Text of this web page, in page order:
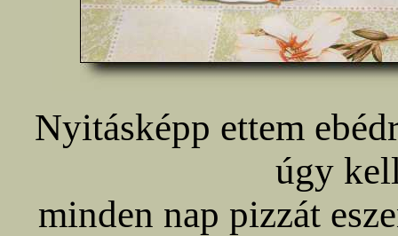
Nyitásképp ettem
úgy
minden nap pizzát